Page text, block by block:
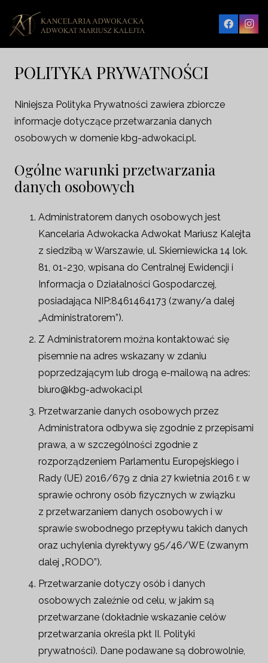
POLITYKA PRYWATNOŚCI
Niniejsza Polityka Prywatności zawiera zbiorcze
informacje dotyczące przetwarzania danych
osobowych w domenie kbg-adwokaci.pl.
Ogólne warunki przetwarzania
danych osobowych
Administratorem danych osobowych jest
Kancelaria Adwokacka Adwokat Mariusz Kalejta
z siedzibą w Warszawie, ul. Skierniewicka 14 lok.
81, 01-230, wpisana do Centralnej Ewidencji i
Informacja o Działalności Gospodarczej,
posiadająca NIP:8461464173 (zwany/a dalej
„Administratorem”).
Z Administratorem można kontaktować się
pisemnie na adres wskazany w zdaniu
poprzedzającym lub drogą e-mailową na adres:
biuro@kbg-adwokaci.pl
Przetwarzanie danych osobowych przez
Administratora odbywa się zgodnie z przepisami
prawa, a w szczególności zgodnie z
rozporządzeniem Parlamentu Europejskiego i
Rady (UE) 2016/679 z dnia 27 kwietnia 2016 r. w
sprawie ochrony osób fizycznych w związku
z przetwarzaniem danych osobowych i w
sprawie swobodnego przepływu takich danych
oraz uchylenia dyrektywy 95/46/WE (zwanym
dalej „RODO”).
Przetwarzanie dotyczy osób i danych
osobowych zależnie od celu, w jakim są
przetwarzane (dokładnie wskazanie celów
przetwarzania określa pkt II. Polityki
prywatności). Dane podawane są dobrowolnie,